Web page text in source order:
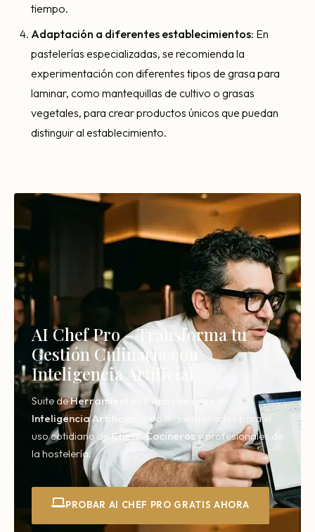
tiempo.
Adaptación a diferentes establecimientos: En
pastelerías especializadas, se recomienda la
experimentación con diferentes tipos de grasa para
laminar, como mantequillas de cultivo o grasas
vegetales, para crear productos únicos que puedan
distinguir al establecimiento.
AI Chef Pro – Transforma tu
Gestión Culinaria con
Inteligencia Artificial
Suite deHerramientas Aplicaciones
InteligenciaArtificial,
modelos entrenados para el
uso cotidiano deChefs ,Cocinerosy profesionales de
la hostelería.
PROBAR AI CHEF PRO GRATIS AHORA